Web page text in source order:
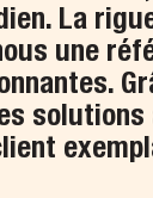
La
une